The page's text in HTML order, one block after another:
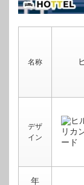
名称
デザ
イン
年